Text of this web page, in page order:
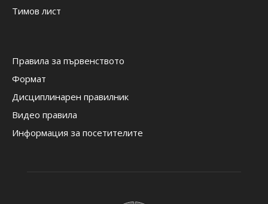
Тимов лист
Правила за първенството
Формат
Дисциплинарен правилник
Видео правила
Информация за посетителите